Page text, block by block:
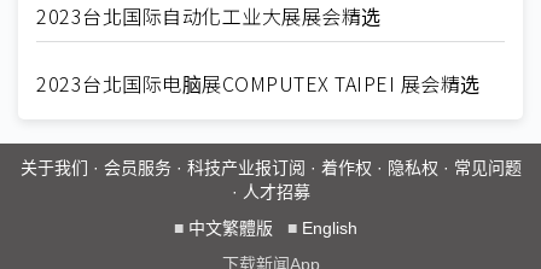
2023台北国际自动化工业大展展会精选
2023台北国际电脑展COMPUTEX TAIPEI 展会精选
关于我们 · 会员服务· 科技产业报订阅 · 着作权 · 隐私权 · 常见问题
· 人才招募
■ 中文繁體版 ■ English
下载新闻App